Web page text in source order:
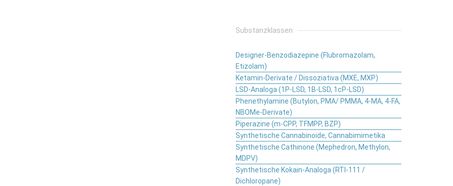
Substanzklassen
Designer-Benzodiazepine (Flubromazolam,
Etizolam)
Ketamin-Derivate / Dissoziativa (MXE, MXP)
LSD-Analoga (1P-LSD, 1B-LSD, 1cP-LSD)
Phenethylamine (Butylon, PMA/ PMMA, 4-MA, 4-FA,
NBOMe-Derivate)
Piperazine (m-CPP, TFMPP, BZP)
Synthetische Cannabinoide, Cannabimimetika
Synthetische Cathinone (Mephedron, Methylon,
MDPV)
Synthetische Kokain-Analoga (RTI-111 /
Dichloropane)